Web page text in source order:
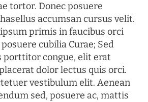
tortor. Donec posuere
accumsan cursus velit.
primis in faucibus orci
cubilia Curae; Sed
porttitor congue, elit erat
dolor lectus quis orci.
vestibulum elit. Aenean
sed, posuere ac, mattis